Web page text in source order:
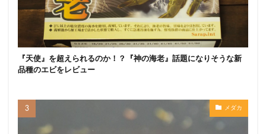
『天使』を超えられるのか！？『神の海老』話題になりそうな新
品種のエビをレビュー
メダカ